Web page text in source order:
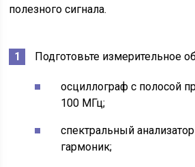
полезного сигнала.
Подготовьте измерительное
осциллограф с полосой
100 МГц;
спектральный
гармоник;